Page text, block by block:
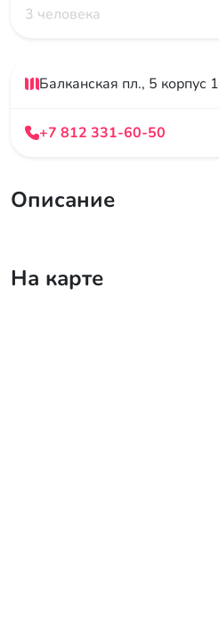
3 человека
Балканская пл., 5 корпус 1
+7 812 331-60-50
Описание
На карте